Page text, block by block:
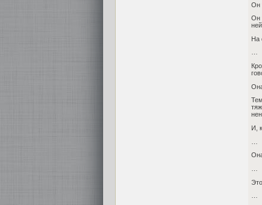
Он
Он
На
…
И,